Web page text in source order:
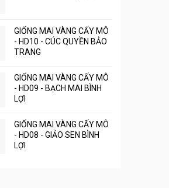
GIỐNG MAI VÀNG CẤY MÔ
- HD10 - CÚC QUYỀN BẢO
TRANG
GIỐNG MAI VÀNG CẤY MÔ
- HD09 - BẠCH MAI BÌNH
LỢI
GIỐNG MAI VÀNG CẤY MÔ
- HD08 - GIẢO SEN BÌNH
LỢI